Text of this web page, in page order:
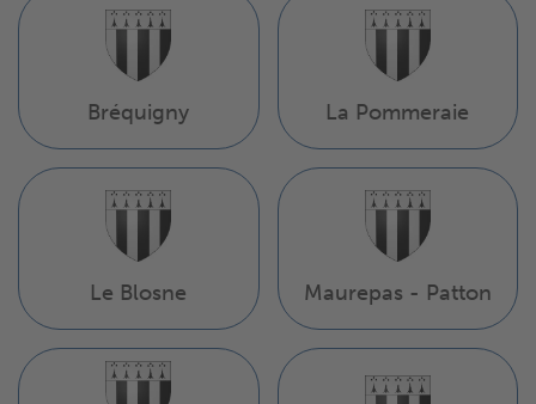
Bréquigny La Pommeraie
Le Blosne Maurepas - Patton